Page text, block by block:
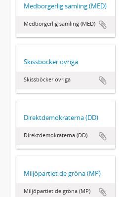
Medborgerlig samling (MED)
Medborgerlig samling (MED)
Skissböcker övriga
Skissböcker övriga
Direktdemokraterna (DD)
Direktdemokraterna (DD)
Miljöpartiet de gröna (MP)
Miljöpartiet de gröna (MP)